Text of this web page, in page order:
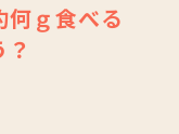
ｇ食べる